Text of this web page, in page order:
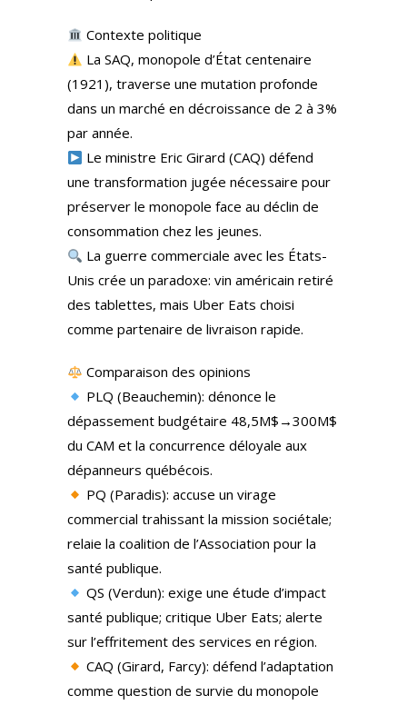
Contexte politique
La SAQ, monopole d’État centenaire
(1921), traverse une mutation profonde
dans un marché en décroissance de 2 à 3%
par année.
Le ministre Eric Girard (CAQ) défend
une transformation jugée nécessaire pour
préserver le monopole face au déclin de
consommation chez les jeunes.
La guerre commerciale avec les États-
Unis crée un paradoxe: vin américain retiré
des tablettes, mais Uber Eats choisi
comme partenaire de livraison rapide.
Comparaison des opinions
PLQ (Beauchemin): dénonce le
dépassement budgétaire 48,5M$→300M$
du CAM et la concurrence déloyale aux
dépanneurs québécois.
PQ (Paradis): accuse un virage
commercial trahissant la mission sociétale;
relaie la coalition de l’Association pour la
santé publique.
QS (Verdun): exige une étude d’impact
santé publique; critique Uber Eats; alerte
sur l’effritement des services en région.
CAQ (Girard, Farcy): défend l’adaptation
comme question de survie du monopole